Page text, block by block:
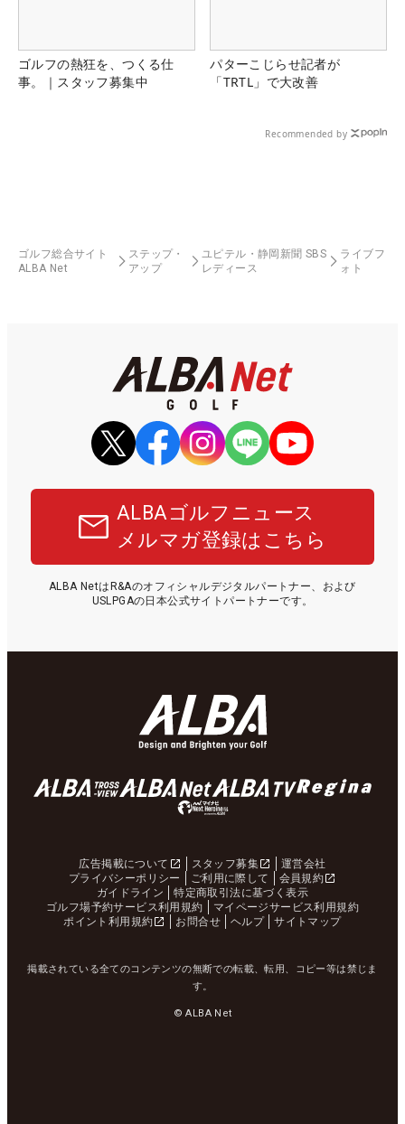
ゴルフの熱狂を、つくる仕
事。｜スタッフ募集中
パターこじらせ記者が
「TRTL」で大改善
Recommended by
ゴルフ総合サイト
ALBA Net
ステップ・
アップ
ユピテル・静岡新聞 SBS
レディース
ライブフ
ォト
ALBAゴルフニュース
メルマガ登録はこちら
ALBA NetはR&Aのオフィシャルデジタルパートナー、および
USLPGAの日本公式サイトパートナーです。
広告掲載について スタッフ募集
運営会社
プライバシーポリシー
ご利用に際して
会員規約
ガイドライン
特定商取引法に基づく表示
ゴルフ場予約サービス利用規約
マイページサービス利用規約
ポイント利用規約
お問合せ ヘルプ サイトマップ
掲載されている全てのコンテンツの無断での転載、転用、コピー等は禁じま
す。
© ALBA Net